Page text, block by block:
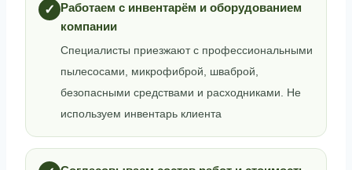
✓ Работаем с инвентарём и оборудованием
компании
Специалисты приезжают с профессиональными
пылесосами, микрофиброй, шваброй,
безопасными средствами и расходниками. Не
используем инвентарь клиента